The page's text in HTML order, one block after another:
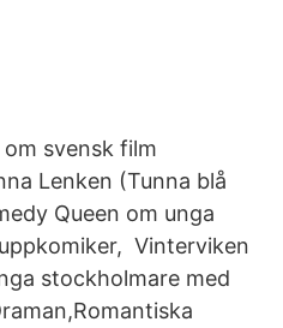
svensk film
Lenken (Tunna blå
Queen om unga
Vinterviken
stockholmare med